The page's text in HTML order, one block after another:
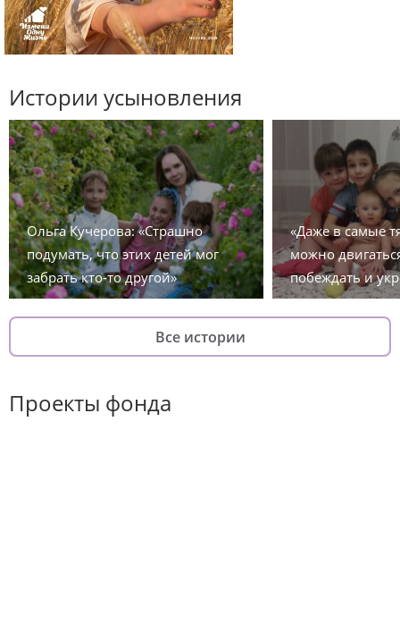
Истории усыновления
Ольга Кучерова: «Страшно
подумать, что этих детей мог
забрать кто-то другой»
«Даже в самые
можно
побеждать и
Все истории
Проекты фонда